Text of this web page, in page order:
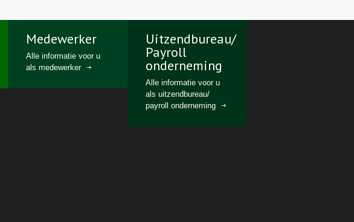
Medewerker
Alle informatie voor u
als medewerker
Uitzendbureau/
Payroll
onderneming
Alle informatie voor u
als uitzendbureau/
payroll onderneming